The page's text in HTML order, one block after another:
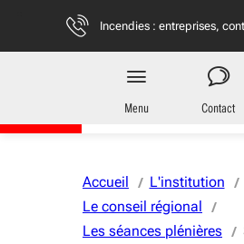
Vous naviguez en mode anonymisé,
Incendies : entreprises,
Région
Nouvelle-Aquitaine
Menu Contact
Accueil
L'institution
Le conseil régional
Les séances plénières